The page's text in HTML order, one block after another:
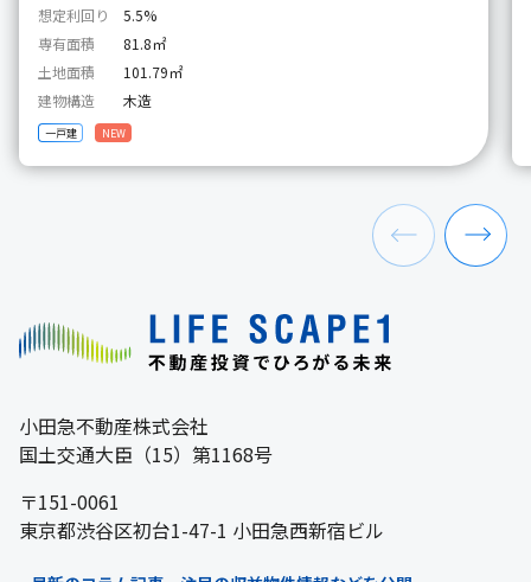
想定利回り
5.5%
専有面積
81.8㎡
土地面積
101.79㎡
建物構造
木造
一戸建 NEW
小田急不動産株式会社
国土交通大臣（15）第1168号
〒151-0061
東京都渋谷区初台1-47-1 小田急西新宿ビル